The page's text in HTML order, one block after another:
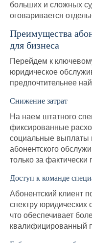
больших и сложных
оговаривается
Преимущества
для бизнеса
Перейдем к
юридическое
предпочтительнее
Снижение затрат
На наем штатного
фиксированные
социальные выплаты
абонентского
только за
Доступ к команде
Абонентский клиент
спектру
что обеспечивает
квалифицированный